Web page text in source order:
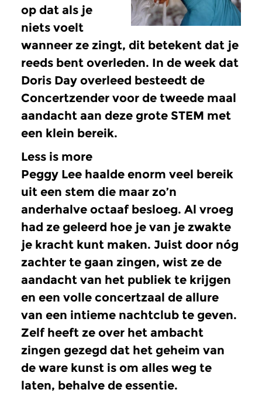
op dat als je
niets voelt
wanneer ze zingt, dit betekent dat je
reeds bent overleden. In de week dat
Doris Day overleed besteedt de
Concertzender voor de tweede maal
aandacht aan deze grote STEM met
een klein bereik.
Less is more
Peggy Lee haalde enorm veel bereik
uit een stem die maar zo’n
anderhalve octaaf besloeg. Al vroeg
had ze geleerd hoe je van je zwakte
je kracht kunt maken. Juist door nóg
zachter te gaan zingen, wist ze de
aandacht van het publiek te krijgen
en een volle concertzaal de allure
van een intieme nachtclub te geven.
Zelf heeft ze over het ambacht
zingen gezegd dat het geheim van
de ware kunst is om alles weg te
laten, behalve de essentie.